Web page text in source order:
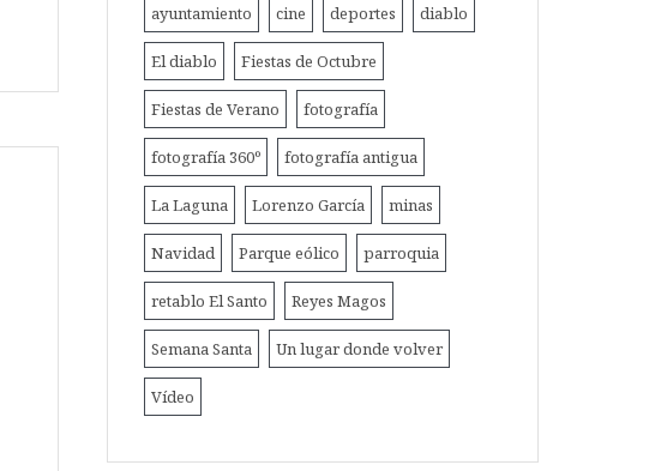
ayuntamiento cine deportes diablo
El diablo Fiestas de Octubre
Fiestas de Verano fotografía
fotografía 360º fotografía antigua
La Laguna Lorenzo García minas
Navidad Parque eólico parroquia
retablo El Santo Reyes Magos
Semana Santa Un lugar donde volver
Vídeo